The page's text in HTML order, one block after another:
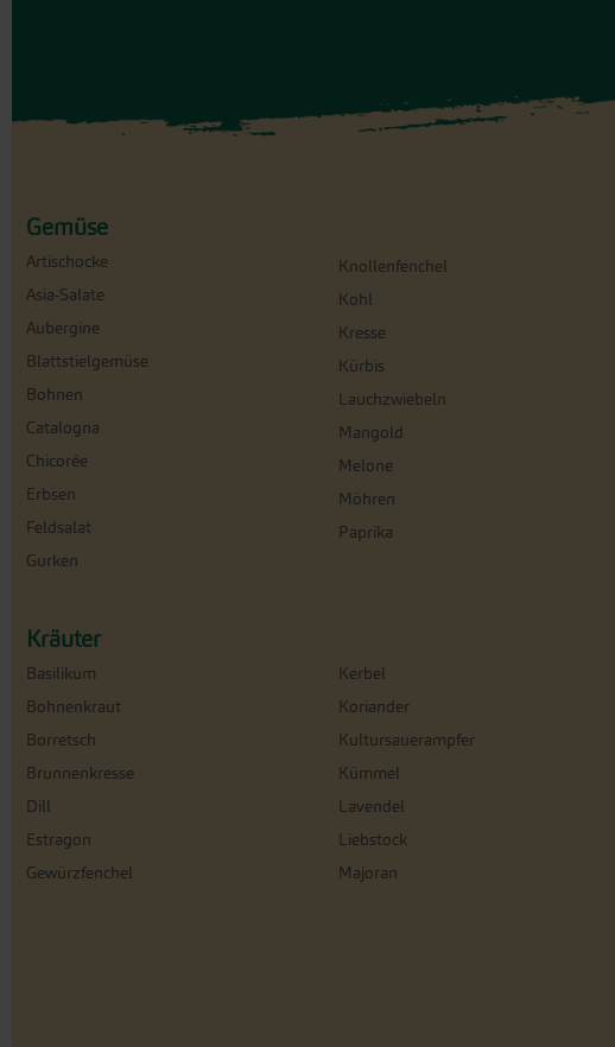
Gemüse
Artischocke
Asia-Salate
Aubergine
Blattstielgemüse
Bohnen
Catalogna
Chicorée
Erbsen
Feldsalat
Gurken
Knollenfenchel
Kohl
Kresse
Kürbis
Lauchzwiebeln
Mangold
Melone
Möhren
Paprika
Kräuter
Basilikum
Bohnenkraut
Borretsch
Brunnenkresse
Dill
Estragon
Gewürzfenchel
Kerbel
Koriander
Kultursauerampfer
Kümmel
Lavendel
Liebstock
Majoran